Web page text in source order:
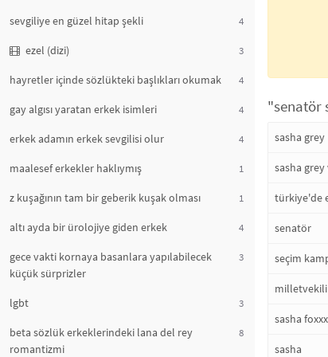
sevgiliye en güzel hitap şekli 4
ezel (dizi) 3
hayretler içinde sözlükteki başlıkları okumak 4
gay algısı yaratan erkek isimleri 4
erkek adamın erkek sevgilisi olur 4
maalesef erkekler haklıymış 1
z kuşağının tam bir geberik kuşak olması 1
altı ayda bir ürolojiye giden erkek 4
gece vakti kornaya basanlara yapılabilecek
küçük sürprizler
3
lgbt 3
beta sözlük erkeklerindeki lana del rey
romantizmi
8
"senatör
sasha grey
sasha
türkiye'de
senatör
seçim
milletvekili
sasha foxxx
sasha